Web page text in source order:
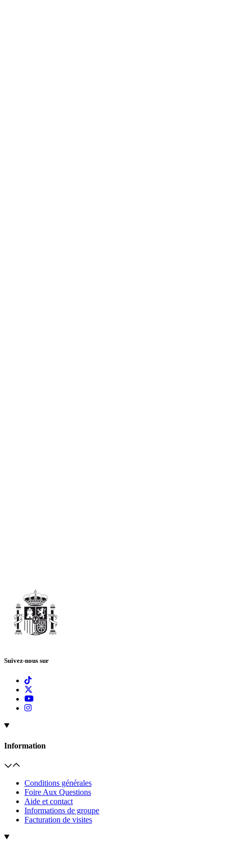
Suivez-nous sur
Information
Conditions générales
Foire Aux Questions
Aide et contact
Informations de groupe
Facturation de visites